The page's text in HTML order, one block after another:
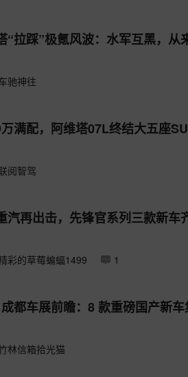
“拉踩”极氪风波：水军互黑，从
驰神往
满配，阿维塔07L终结大五座
阅智驾
汽再出击，先锋官系列三款新车
彩的草莓蝙蝠1499 1
都车展前瞻：8 款重磅国产新
林信箱拾光猫